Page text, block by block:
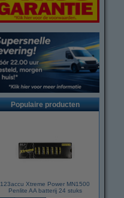
Populaire producten
123accu Xtreme Power MN1500
Penlite AA batterij 24 stuks